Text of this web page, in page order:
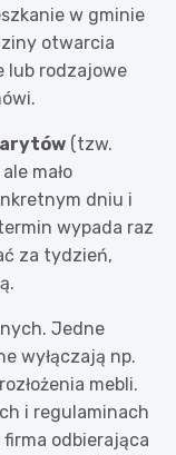
w gminie
otwarcia
lub rodzajowe
(tzw.
mało
dniu i
wypada raz
za tydzień,
Jedne
wyłączają np.
mebli.
i regulaminach
odbierająca